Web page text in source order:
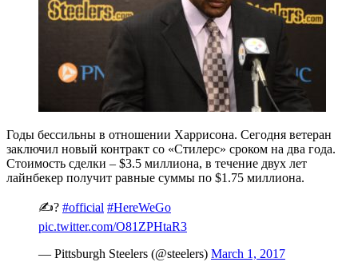
Годы бессильны в отношении Харрисона. Сегодня ветеран
заключил новый контракт со «Стилерс» сроком на два года.
Стоимость сделки – $3.5 миллиона, в течение двух лет
лайнбекер получит равные суммы по $1.75 миллиона.
✍️? #official #HereWeGo
pic.twitter.com/O81ZPHtaR3
— Pittsburgh Steelers (@steelers) March 1, 2017